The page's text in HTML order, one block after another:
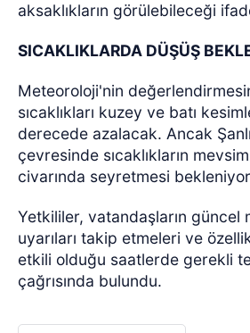
aksaklıkların görülebileceği
SICAKLIKLARDA DÜŞÜŞ
Meteoroloji'nin
sıcaklıkları kuzey ve batı
derecede azalacak. Ancak
çevresinde sıcaklıkların
civarında seyretmesi
Yetkililer, vatandaşların güncel
uyarıları takip etmeleri ve
etkili olduğu saatlerde gerekli
çağrısında bulundu.